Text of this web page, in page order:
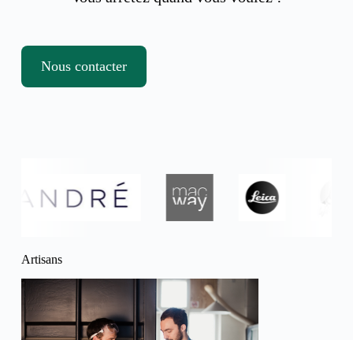
Nous contacter
Artisans